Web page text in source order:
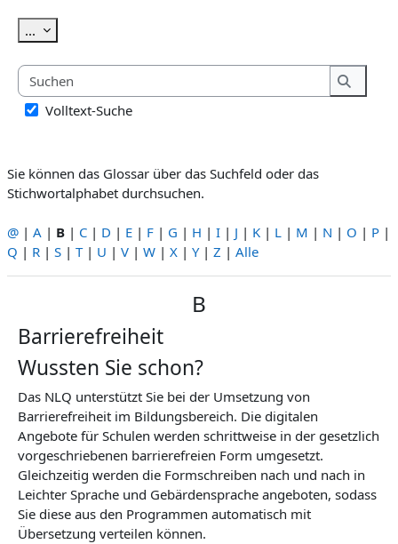
... Einträge exportieren
Suchen
Suchen
Volltext-Suche
Sie können das Glossar über das Suchfeld oder das
Stichwortalphabet durchsuchen.
@ | A | B | C | D | E | F | G | H | I | J | K | L | M | N | O | P |
Q | R | S | T| U | V | W | X | Y| Z | Alle
B
Barrierefreiheit
Wussten Sie schon?
Das NLQ unterstützt Sie bei der Umsetzung von
Barrierefreiheit im Bildungsbereich. Die digitalen
Angebote für Schulen werden schrittweise in der gesetzlich
vorgeschriebenen barrierefreien Form umgesetzt.
Gleichzeitig werden die Formschreiben nach und nach in
Leichter Sprache und Gebärdensprache angeboten, sodass
Sie diese aus den Programmen automatisch mit
Übersetzung verteilen können.